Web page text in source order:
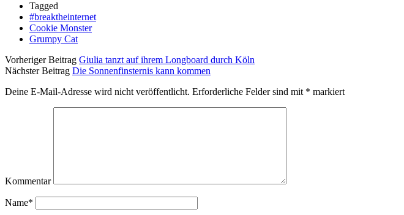
Tagged
#breaktheinternet
Cookie Monster
Grumpy Cat
Vorheriger Beitrag Giulia tanzt auf ihrem Longboard durch Köln
Nächster Beitrag Die Sonnenfinsternis kann kommen
Deine E-Mail-Adresse wird nicht veröffentlicht. Erforderliche Felder sind mit * markiert
Kommentar
Name*